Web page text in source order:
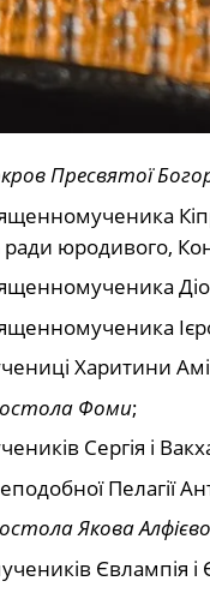
Пресвятої
ради юродивого,
Харитини
Фоми;
Сергія і
Пелагії
Якова
Євлампія і